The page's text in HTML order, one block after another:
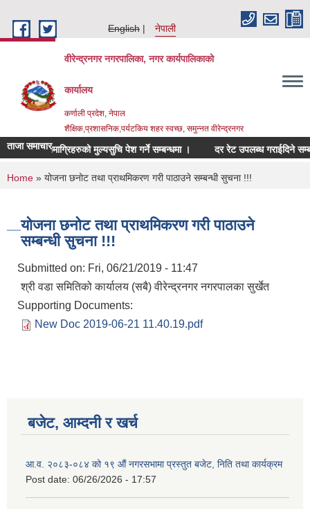
English
नेपाली
वीरेन्द्रनगर नगरपालिका, नगर कार्यपालिकाको
कार्यालय
कर्णाली प्रदेश, नेपाल
शैक्षिक,प्रशासनिक,पर्यटकिय शहर स्वच्छ, समुन्नत वीरेन्द्रनगर
ताजा समाचारसामाग्रिहरुको मुल्यसुचि पेश गर्ने सम्बन्धमा । दर रेट उपलब्ध गराईदिने
You are here
Home » योजना छनोट तथा प्राथमिकरण गरी पाठाउने सम्बन्धी सुचना !!!
योजना छनोट तथा प्राथमिकरण गरी पाठाउने
सम्बन्धी सुचना !!!
Submitted on: Fri, 06/21/2019 - 11:47
श्री वडा समितिको कार्यालय (सबै) वीरेन्द्रनगर नगरपालका सुर्खेत
Supporting Documents:
New Doc 2019-06-21 11.40.19.pdf
बजेट, आम्दनी र खर्च
आ.व. २०८३-०८४ को १९ औं नगरसभामा प्रस्तुत बजेट, निति तथा कार्यक्रम
Post date: 06/26/2026 - 17:57